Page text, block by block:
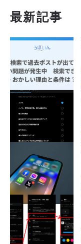
最新記事